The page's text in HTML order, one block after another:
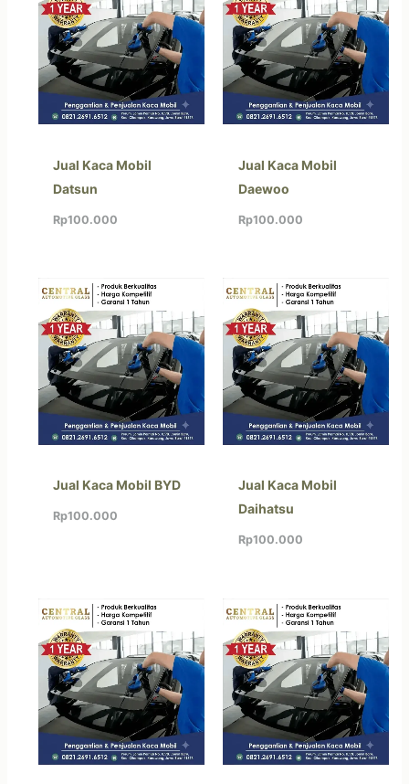
Jual Kaca Mobil
Datsun
Rp100.000
Jual Kaca Mobil
Daewoo
Rp100.000
Jual Kaca Mobil BYD
Rp100.000
Jual Kaca Mobil
Daihatsu
Rp100.000